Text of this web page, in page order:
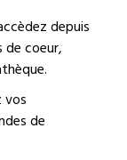
depuis
coeur,
vos
de